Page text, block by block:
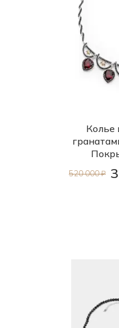
Колье
520 000 ₽